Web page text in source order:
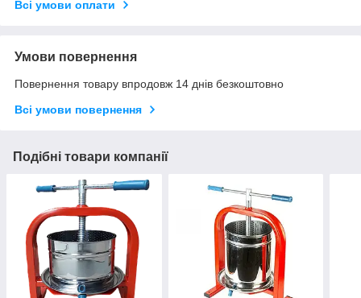
Всі умови оплати
Умови повернення
Повернення товару впродовж 14 днів безкоштовно
Всі умови повернення
Подібні товари компанії